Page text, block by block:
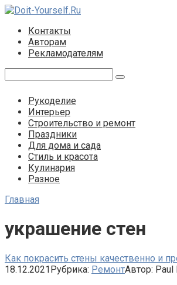
Перейти
контентуКонтакты
Авторам
Рекламодателям
Рукоделие
Интерьер
Строительство и ремонт
Праздники
Для дома и сада
Стиль и красота
Кулинария
Разное
Главная
украшение стен
Как покрасить стены качественно и
18.12.2021Рубрика: РемонтАвтор: Paul